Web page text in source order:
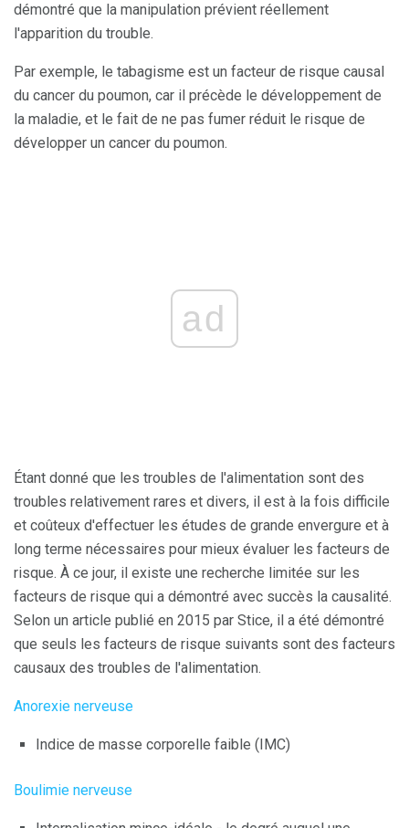
démontré que la manipulation prévient réellement
l'apparition du trouble.
Par exemple, le tabagisme est un facteur de risque causal
du cancer du poumon, car il précède le développement de
la maladie, et le fait de ne pas fumer réduit le risque de
développer un cancer du poumon.
ad
Étant donné que les troubles de l'alimentation sont des
troubles relativement rares et divers, il est à la fois difficile
et coûteux d'effectuer les études de grande envergure et à
long terme nécessaires pour mieux évaluer les facteurs de
risque. À ce jour, il existe une recherche limitée sur les
facteurs de risque qui a démontré avec succès la causalité.
Selon un article publié en 2015 par Stice, il a été démontré
que seuls les facteurs de risque suivants sont des facteurs
causaux des troubles de l'alimentation.
Anorexie nerveuse
Indice de masse corporelle faible (IMC)
Boulimie nerveuse